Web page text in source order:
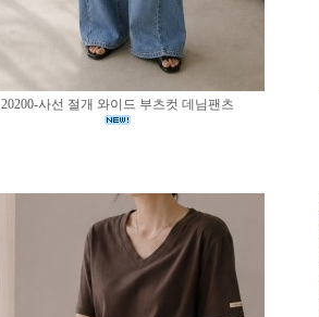
20200-사선 절개 와이드 부츠컷 데님팬츠